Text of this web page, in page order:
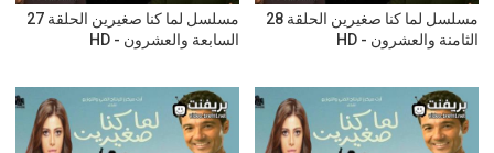
مسلسل لما كنا صغيرين الحلقة 28
الثامنة والعشرون - HD
مسلسل لما كنا صغيرين الحلقة 27
السابعة والعشرون - HD